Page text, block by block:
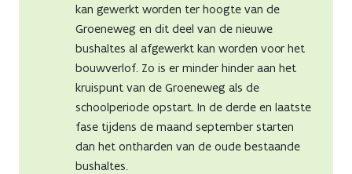
kan gewerkt worden ter hoogte van de
Groeneweg en dit deel van de nieuwe
bushaltes al afgewerkt kan worden voor het
bouwverlof. Zo is er minder hinder aan het
kruispunt van de Groeneweg als de
schoolperiode opstart. In de derde en laatste
fase tijdens de maand september starten
dan het ontharden van de oude bestaande
bushaltes.